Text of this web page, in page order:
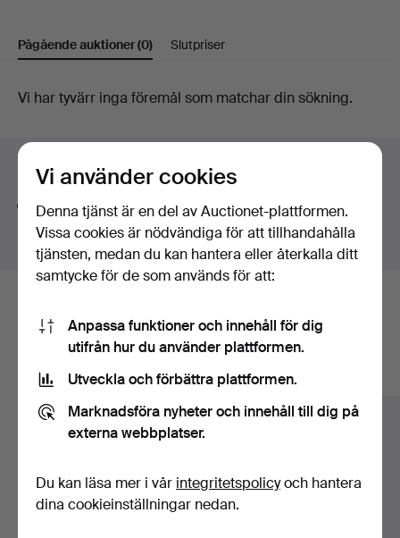
Pågående auktioner(0) Slutpriser
Pågående
auktioner
Vi har tyvärr inga föremål som matchar din sökning.
Söktips
Vi söker automatiskt delar av ord. Söker du påband
hittar vi ävenarm bandsur.
Här är föremål från vårt arkiv som
matchar din sökning
Visa alla föremål
Vi använder cookies
Denna tjänst är en del av Auctionet-plattformen.
Vissa cookies är nödvändiga för att tillhandahålla
tjänsten, medan du kan hantera eller återkalla ditt
samtycke för de som används för att:
Anpassa funktioner och innehåll för dig
utifrån hur du använder plattformen.
Utveckla och förbättra plattformen.
Marknadsföra nyheter och innehåll till dig på
externa webbplatser.
Du kan läsa mer i vår integritetspolicyoch hantera
dina cookieinställningar nedan.